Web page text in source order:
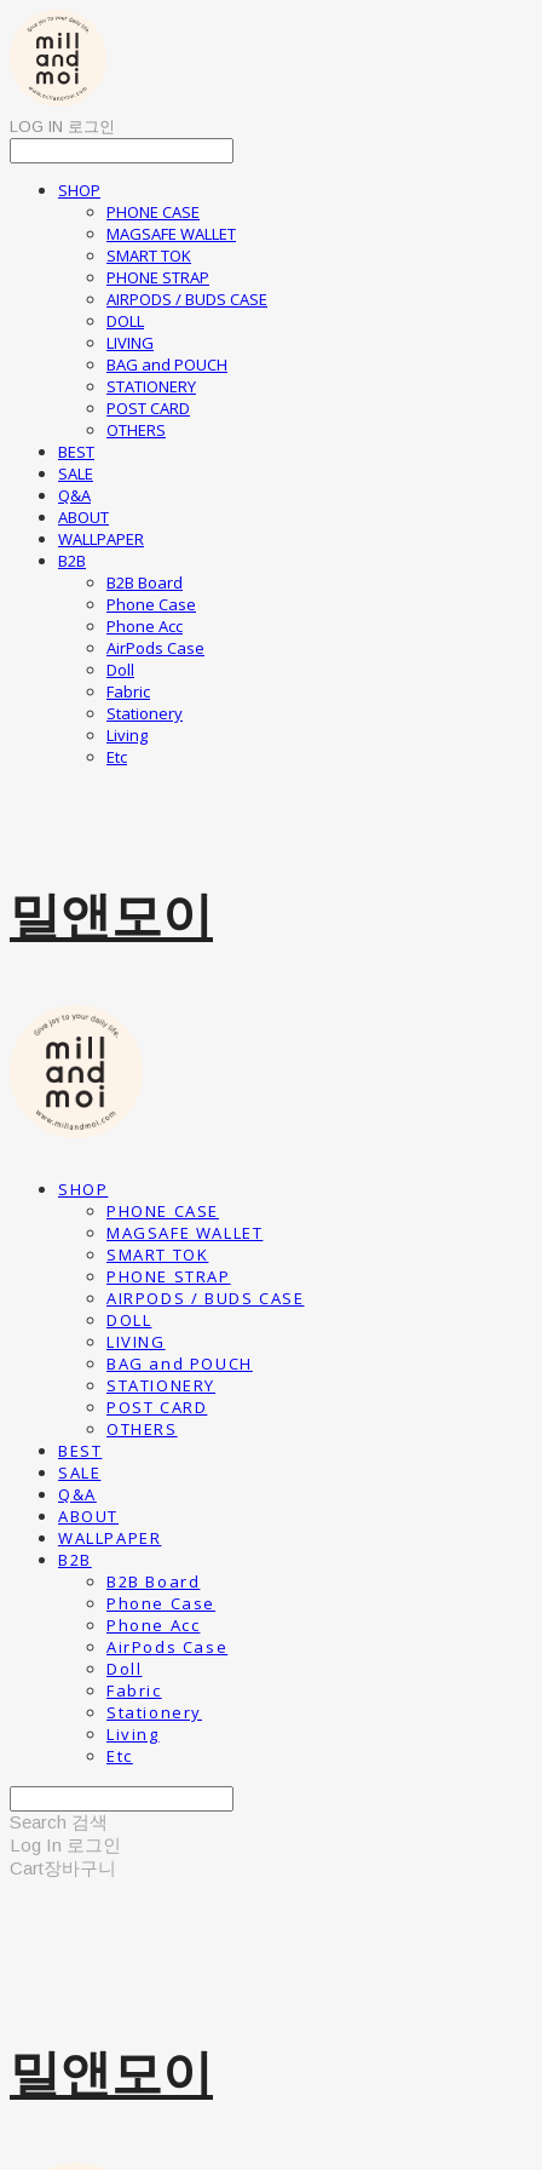
LOG IN 로그인
SHOP
PHONE CASE
MAGSAFE WALLET
SMART TOK
PHONE STRAP
AIRPODS / BUDS CASE
DOLL
LIVING
BAG and POUCH
STATIONERY
POST CARD
OTHERS
BEST
SALE
Q&A
ABOUT
WALLPAPER
B2B
B2B Board
Phone Case
Phone Acc
AirPods Case
Doll
Fabric
Stationery
Living
Etc
밀앤모이
SHOP
PHONE CASE
MAGSAFE WALLET
SMART TOK
PHONE STRAP
AIRPODS / BUDS CASE
DOLL
LIVING
BAG and POUCH
STATIONERY
POST CARD
OTHERS
BEST
SALE
Q&A
ABOUT
WALLPAPER
B2B
B2B Board
Phone Case
Phone Acc
AirPods Case
Doll
Fabric
Stationery
Living
Etc
Search 검색
Log In 로그인
Cart장바구니
밀앤모이